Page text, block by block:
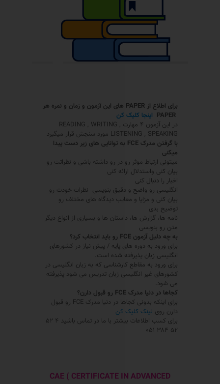
برای اطلاع از PAPER های این آزمون و زمان و نمره هر
اینجا کلیک کن
در این آزمون ۴ مهارت READING , WRITING ,
LISTENING , SPEAKING مورد سنجش قرار میگیرد
با گرفتن مدرک FCE به توانایی های زیر دست پیدا
میکنی
میتونی ارتباط موثر رو در رو داشته باشی و نظراتت رو
بیان کنی واستدلال ارائه کنی
اخبار را دنبال کنی
انگلیسی رو واضح و دقیق بنویسی نظرات خودت رو
بیان کنی و مزایا و معایب دیدگاه های مختلف رو
توضیح بدی
نامه ها، گزارش ها، داستان ها و بسیاری از انواع دیگر
متن رو بنویسی
به چه دلیل آزمون FCE رو باید انتخاب کرد؟
برای ورود به دوره های پایه / پیش نیاز در کشورهای
انگلیسی زبان پذیرفته شده است.
برای ورود به مقاطع کارشناسی که به زبان انگلیسی در
کشورهای غیر انگلیسی زبان تدریس می شود پذیرفته
می شود.
کجاها در دنیا مدرک FCE رو قبول دارن؟
برای اینکه بدونی کجاها در دنیا مدرک FCE رو قبول
دارن روی لینک کلیک کن
برای کسب اطلاعات بیشتر با ما در تماس باشید ۴ ۵۲
۵۲ ۳۸۴ ۰۵۱
CAE ( CERTIFICATE IN ADVANCED